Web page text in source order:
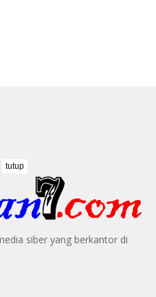
siber yang berkantor di
tutup